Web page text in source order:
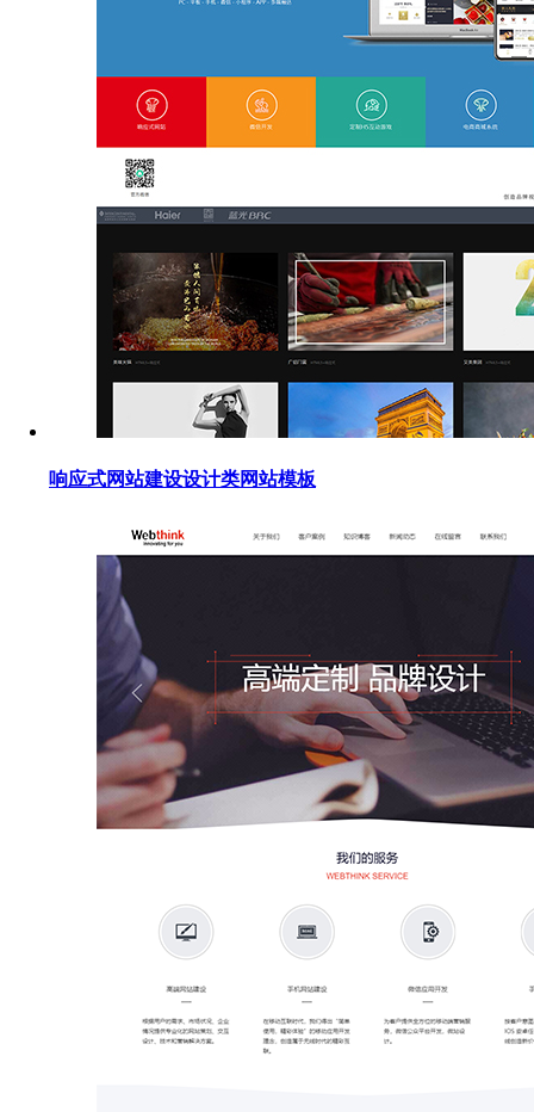
响应式网站建设设计类网站模板